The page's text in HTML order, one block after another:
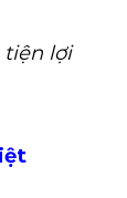
tiện lợi